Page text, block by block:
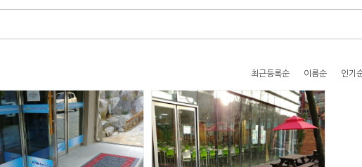
최근등록순 이름순 인기